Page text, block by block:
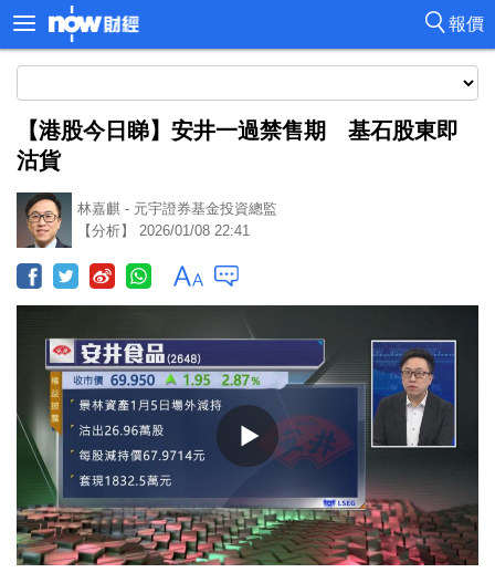
報價
【港股今日睇】安井一過禁售期 基石股東即
沽貨
林嘉麒 - 元宇證券基金投資總監
【分析】 2026/01/08 22:41